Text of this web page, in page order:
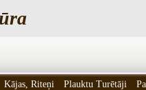
Kājas, Riteņi Plauktu Turētāji